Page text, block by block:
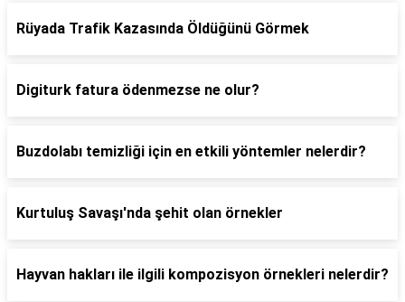
Rüyada Trafik Kazasında Öldüğünü Görmek
Digiturk fatura ödenmezse ne olur?
Buzdolabı temizliği için en etkili yöntemler nelerdir?
Kurtuluş Savaşı'nda şehit olan örnekler
Hayvan hakları ile ilgili kompozisyon örnekleri nelerdir?